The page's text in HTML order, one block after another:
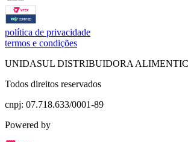
política de privacidade
termos e condições
UNIDASUL DISTRIBUIDORA
Todos direitos reservados
cnpj: 07.718.633/0001-89
Powered by